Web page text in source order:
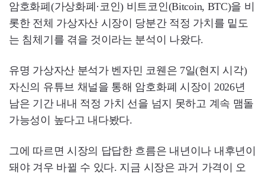
암호화폐(가상화폐·코인) 비트코인(Bitcoin, BTC)을 비
롯한 전체 가상자산 시장이 당분간 적정 가치를 밑도
는 침체기를 겪을 것이라는 분석이 나왔다.
유명 가상자산 분석가 벤자민 코웬은 7일(현지 시각)
자신의 유튜브 채널을 통해 암호화폐 시장이 2026년
남은 기간 내내 적정 가치 선을 넘지 못하고 계속 맴돌
가능성이 높다고 내다봤다.
그에 따르면 시장의 답답한 흐름은 내년이나 내후년이
돼야 겨우 바뀔 수 있다. 지금 시장은 과거 가격이 오